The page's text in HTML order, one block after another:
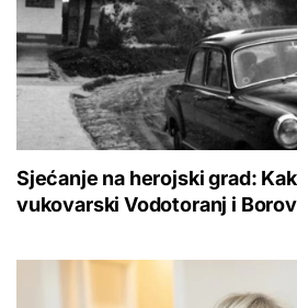
Sjećanje na herojski grad:
vukovarski Vodotoranj i